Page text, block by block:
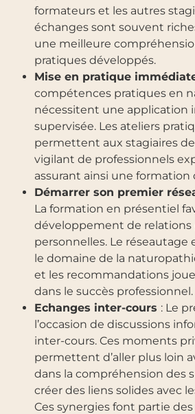
formateurs et les autres
échanges sont souvent
une meilleure
pratiques développés.
Mise en pratique
compétences pratiques en
nécessitent une application
supervisée. Les ateliers
permettent aux stagiaires de
vigilant de professionnels
assurant ainsi une formation
Démarrer son premier
La formation en présentiel
développement de relations
personnelles. Le réseautage
le domaine de la
et les recommandations
dans le succès professionnel.
Echanges inter-cours : Le
l’occasion de discussions
inter-cours. Ces moments
permettent d’aller plus loin
dans la compréhension des
créer des liens solides avec
Ces synergies font partie